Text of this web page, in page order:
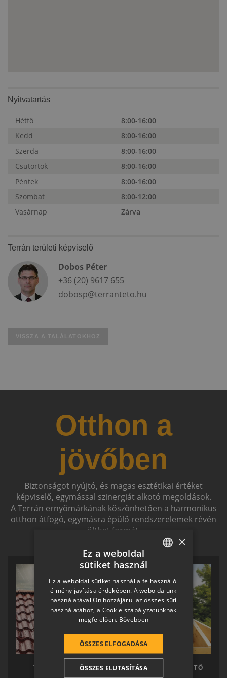
Nyitvatartás
Hétfő
8:00-16:00
Kedd
8:00-16:00
Szerda
8:00-16:00
Csütörtök
8:00-16:00
Péntek
8:00-16:00
Szombat
8:00-12:00
Vasárnap
Zárva
Terrán területi képviselő
Dobos Péter
+36 (20) 9617 655
dobosp@terranteto.hu
VISSZA A TALÁLATOKHOZ
Otthon a
jövőben
Biztonságot nyújtó, és magas esztétikai értéket
képviselő, egymással szinergiát alkotó megoldások.
A Terrán ernyőmárkának köszönhetően a harmonikus
otthon átfogó, egymásra épülő rendszerelemek révén
ölthet formát.
TERRÁN TETŐ TERRÁN KÉSZTETŐ
HUNGARIAN
SLOVAK
GERMAN
ROMANIAN
CROATIAN
SR
×
Ez a weboldal
sütiket használ
Ez a weboldal sütiket használ a felhasználói
élmény javítása érdekében. A weboldalunk
használatával Ön hozzájárul az összes süti
használatához, a Cookie szabályzatunknak
megfelelően. Bővebben
ÖSSZES ELFOGADÁSA
ÖSSZES ELUTASÍTÁSA